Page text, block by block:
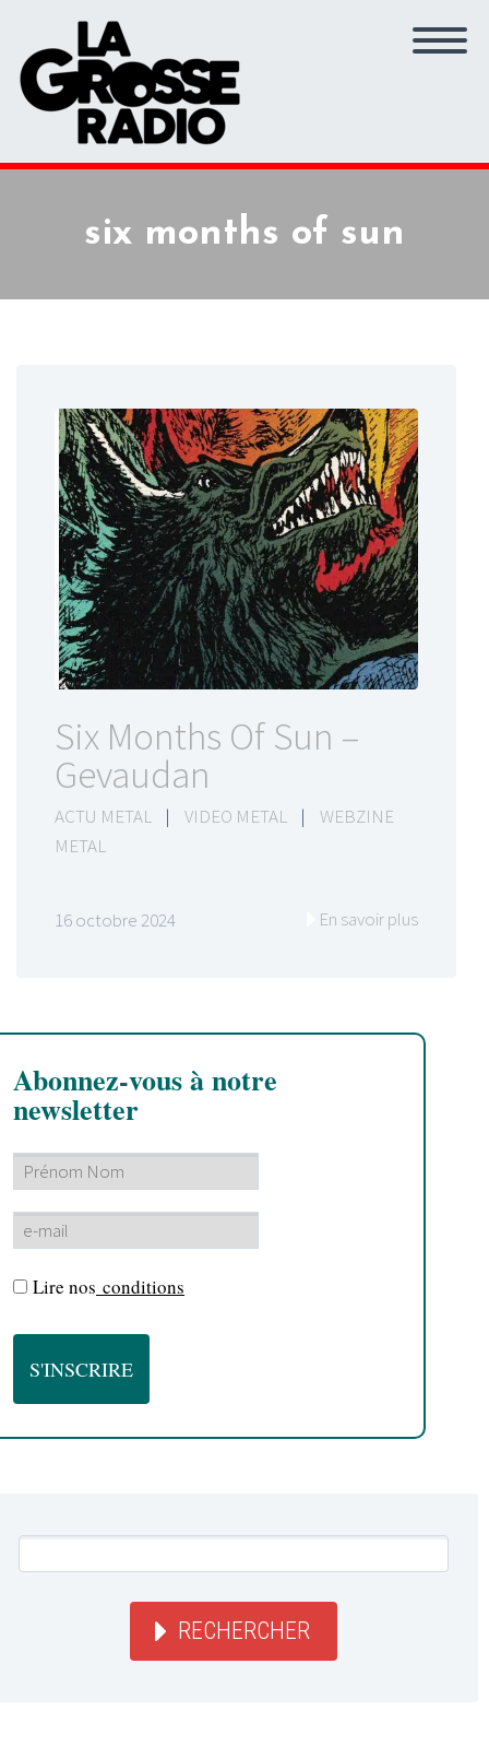
six months of sun
Six Months Of Sun –
Gevaudan
ACTU METAL | VIDEO METAL |
WEBZINE
METAL
16 octobre 2024 En savoir plus
Abonnez-vous à notre
newsletter
Lire nos conditions
RECHERCHER